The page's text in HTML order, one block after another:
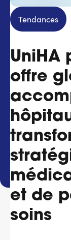
Services
Top
Fournisseurs
Recrutement
Espace
Aide &
Tendances
UniHA
offre
et de
soins